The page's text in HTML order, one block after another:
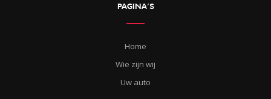
PAGINA’S
Home
Wie zijn wij
Uw auto